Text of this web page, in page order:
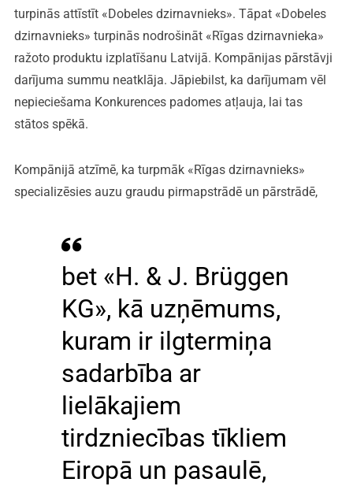
turpinās attīstīt «Dobeles dzirnavnieks». Tāpat «Dobeles
dzirnavnieks» turpinās nodrošināt «Rīgas dzirnavnieka»
ražoto produktu izplatīšanu Latvijā. Kompānijas pārstāvji
darījuma summu neatklāja. Jāpiebilst, ka darījumam vēl
nepieciešama Konkurences padomes atļauja, lai tas
stātos spēkā.
Kompānijā atzīmē, ka turpmāk «Rīgas dzirnavnieks»
specializēsies auzu graudu pirmapstrādē un pārstrādē,
bet «H. & J. Brüggen
KG», kā uzņēmums,
kuram ir ilgtermiņa
sadarbība ar
lielākajiem
tirdzniecības tīkliem
Eiropā un pasaulē,